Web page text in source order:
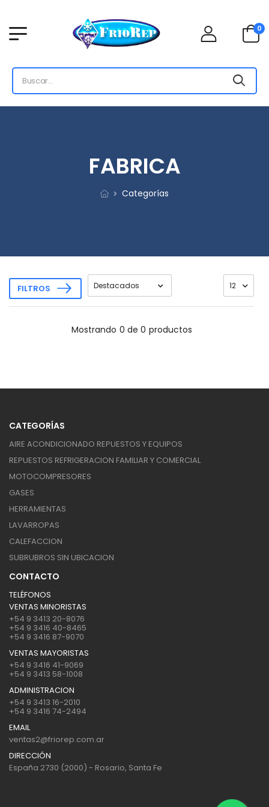
0
FABRICA
Categorías
FILTROS
Mostrando 0 de 0 productos
CATEGORÍAS
AIRE ACONDICIONADO REPUESTOS Y EQUIPOS
REPUESTOS REFRIGERACION FAMILIAR Y COMERCIAL
MOTOCOMPRESORES
GASES
HERRAMIENTAS
LAVARROPAS
CALEFACCION
SUBRUBROS SIN UBICACION
CONTACTO
TELÉFONOS
VENTAS MINORISTAS
+54 9 3413 20-8076
+54 9 3416 40-8465
+54 9 3416 87-9070
VENTAS MAYORISTAS
+54 9 3416 41-9069
+54 9 3413 58-1008
ADMINISTRACION
+54 9 3413 16-2010
+54 9 3416 74-2494
EMAIL
ventas2@friorep.com.ar
DIRECCIÓN
España 2730 (2000) - Rosario, Santa Fe